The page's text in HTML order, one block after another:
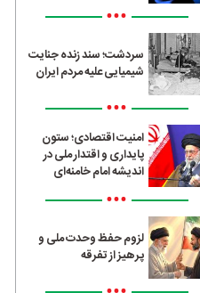
•••
سردشت؛ سند زنده جنایت
شیمیایی علیه مردم ایران
•••
امنیت اقتصادی؛ ستون
پایداری و اقتدار ملی در
اندیشه امام خامنه‌ای
•••
لزوم حفظ وحدت ملی و
پرهیز از تفرقه